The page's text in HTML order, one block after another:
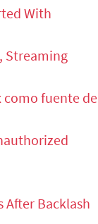
With
Streaming
como fuente de
After Backlash